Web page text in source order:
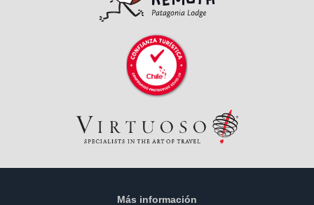
Más información